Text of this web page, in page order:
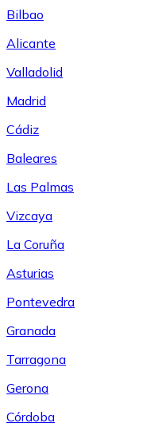
Bilbao
Alicante
Valladolid
Madrid
Cádiz
Baleares
Las Palmas
Vizcaya
La Coruña
Asturias
Pontevedra
Granada
Tarragona
Gerona
Córdoba